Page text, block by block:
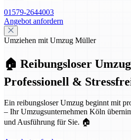
01579-2644003
Angebot anfordern
Umziehen mit Umzug Müller
🏠 Reibungsloser
Professionell &
Ein reibungsloser Umzug beginnt mit
– Ihr Umzugsunternehmen Köln
und Ausführung für Sie. 🏠